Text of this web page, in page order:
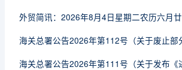
外贸简讯：2026年8月4日星期二农历六月